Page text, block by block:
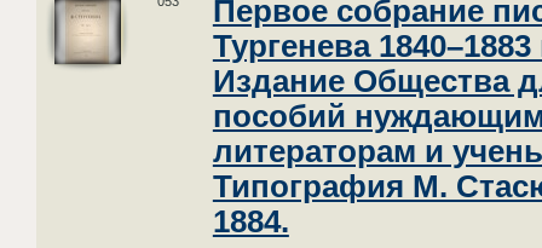
Первое собрание
Тургенева
Издание Общества
пособий
литераторам и
Типография М.
1884.